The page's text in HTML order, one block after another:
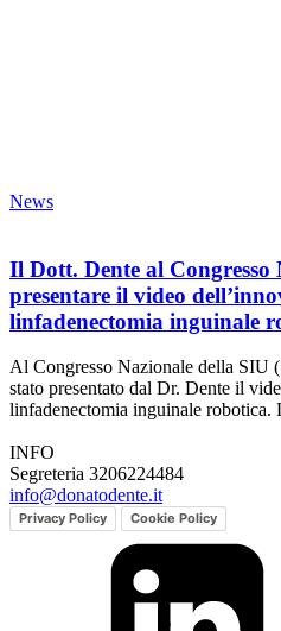
News
Il Dott. Dente al Congresso
presentare il video
linfadenectomia inguinale
Al Congresso Nazionale della SIU
stato presentato dal Dr. Dente il
linfadenectomia inguinale
INFO
Segreteria 3206224484
info@donatodente.it
Privacy Policy Cookie Policy